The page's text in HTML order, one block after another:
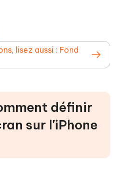
lisez aussi : Fond
définir
sur l'iPhone